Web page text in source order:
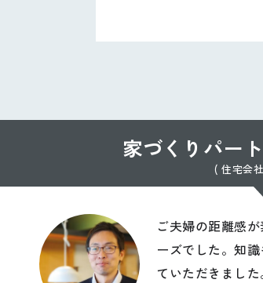
家づくりパー
( 住宅会
ご夫婦の距離感
ーズでした。知
ていただきまし